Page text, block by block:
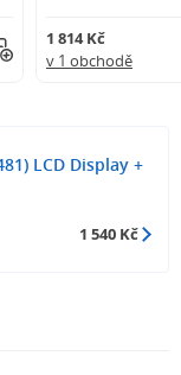
1 814 Kč
v 1 obchodě
LCD Display +
1 540 Kč